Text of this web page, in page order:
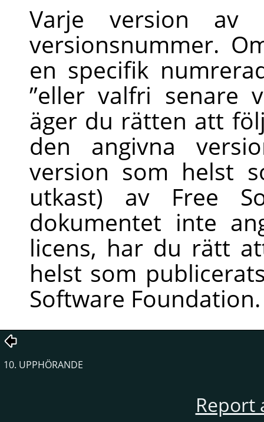
Varje version av
versionsnummer.
en specifik
”eller valfri senare
äger du rätten att
den angivna
version som helst
utkast) av Free
dokumentet inte
licens, har du rätt
helst som
Software Foundation.
10. UPPHÖRANDE
Report